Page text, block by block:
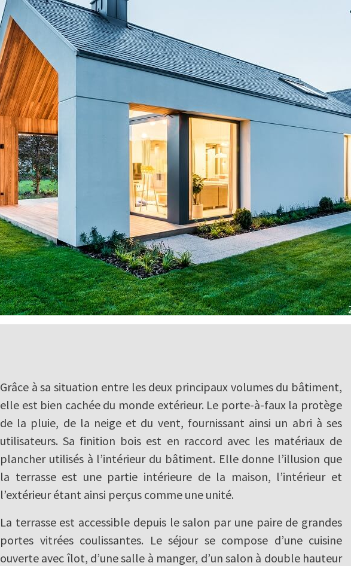
Grâce à sa situation entre les deux principaux volumes du bâtiment,
elle est bien cachée du monde extérieur. Le porte-à-faux la protège
de la pluie, de la neige et du vent, fournissant ainsi un abri à ses
utilisateurs. Sa finition bois est en raccord avec les matériaux de
plancher utilisés à l’intérieur du bâtiment. Elle donne l’illusion que
la terrasse est une partie intérieure de la maison, l’intérieur et
l’extérieur étant ainsi perçus comme une unité.
La terrasse est accessible depuis le salon par une paire de grandes
portes vitrées coulissantes. Le séjour se compose d’une cuisine
ouverte avec îlot, d’une salle à manger, d’un salon à double hauteur